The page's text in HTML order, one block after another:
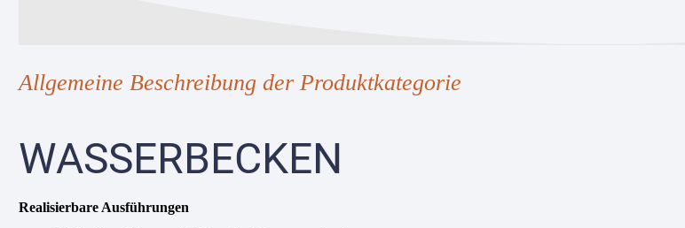
Allgemeine Beschreibung der Produktkategorie
WASSERBECKEN
Realisierbare Ausführungen